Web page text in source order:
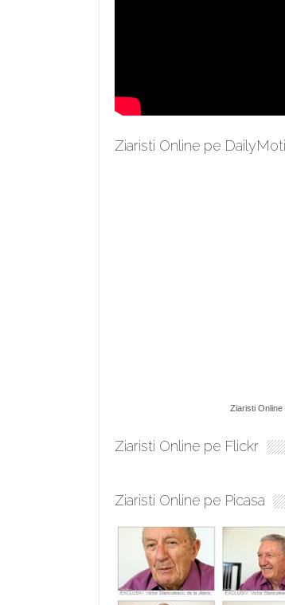
Ziaristi Online pe
Ziaristi Online
Ziaristi Online pe Flickr
Ziaristi Online pe Picasa